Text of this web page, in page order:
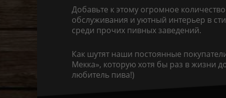
Добавьте к этому огромное
обслуживания и уютный интерьер в
среди прочих пивных заведений.
Как шутят наши постоянные
Мекка», которую хотя бы раз в жизни
любитель пива!)